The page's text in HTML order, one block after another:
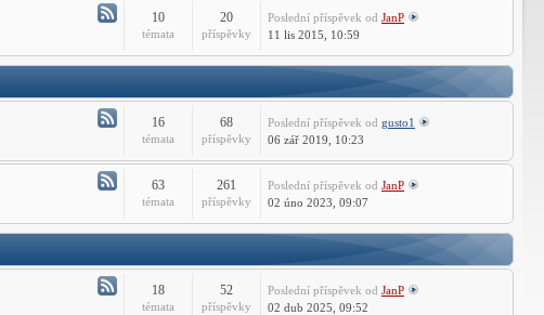
Instalace
CMS
Atom
-
IntelliCADu
10
témata
20
příspěvky
Poslední příspěvek od JanP
11 lis 2015, 10:59
Atom
-
Instalace
DraftSight
16
témata
68
příspěvky
Poslední příspěvek od gusto1
06 zář 2019, 10:23
Atom
-
63
témata
261
příspěvky
Poslední příspěvek od JanP
02 úno 2023, 09:07
Atom
18
témata
52
příspěvky
Poslední příspěvek od JanP
02 dub 2025, 09:52